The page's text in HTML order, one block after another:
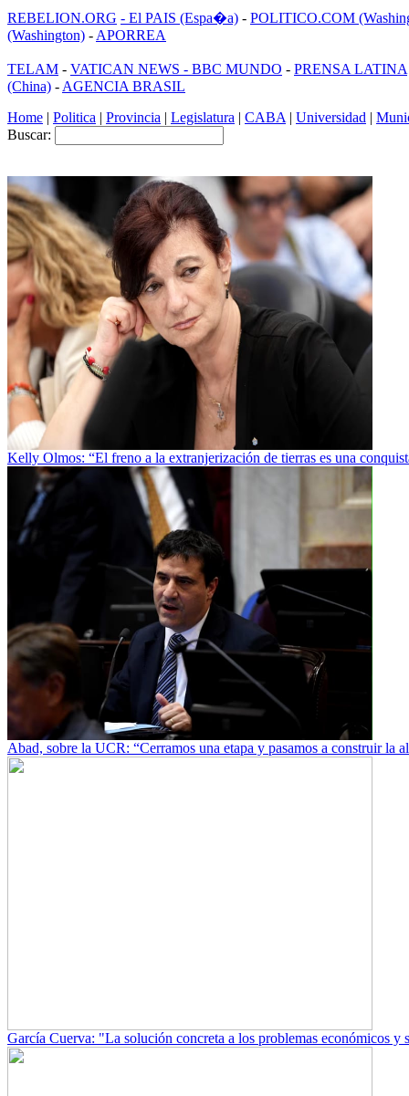
REBELION.ORG - El PAIS (Espa�a) - POLITICO.COM
(Washington) - APORREA
TELAM - VATICAN NEWS - BBC MUNDO - PRENSA LATINA
(China) - AGENCIA BRASIL
Home | Politica | Provincia | Legislatura | CABA | Universidad |
Buscar:
Kelly Olmos: “El freno a la extranjerización de tierras es una
Abad, sobre la UCR: “Cerramos una etapa y pasamos a construir la
García Cuerva: "La solución concreta a los problemas económicos y